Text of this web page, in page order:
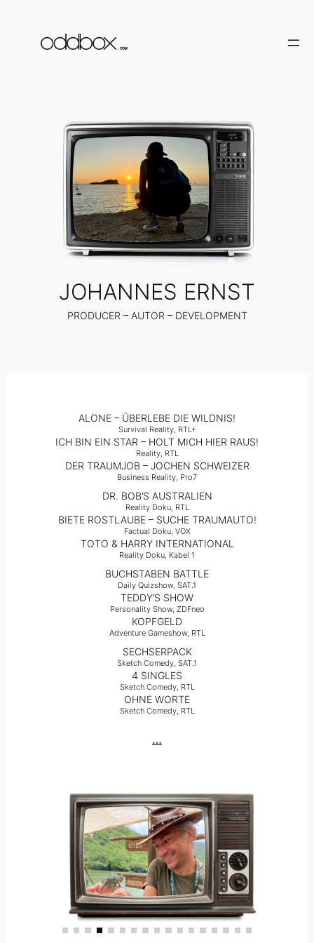
springen
JOHANNES ERNST
PRODUCER – AUTOR – DEVELOPMENT
ALONE – ÜBERLEBE DIE WILDNIS!
Survival Reality, RTL+
ICH BIN EIN STAR – HOLT MICH HIER RAUS!
Reality, RTL
DER TRAUMJOB – JOCHEN SCHWEIZER
Business Reality, Pro7
DR. BOB’S AUSTRALIEN
Reality Doku, RTL
BIETE ROSTLAUBE – SUCHE TRAUMAUTO!
Factual Doku, VOX
TOTO & HARRY INTERNATIONAL
Reality Doku, Kabel 1
BUCHSTABEN BATTLE
Daily Quizshow, SAT.1
TEDDY’S SHOW
Personality Show, ZDFneo
KOPFGELD
Adventure Gameshow, RTL
SECHSERPACK
Sketch Comedy, SAT.1
4 SINGLES
Sketch Comedy, RTL
OHNE WORTE
Sketch Comedy, RTL
…